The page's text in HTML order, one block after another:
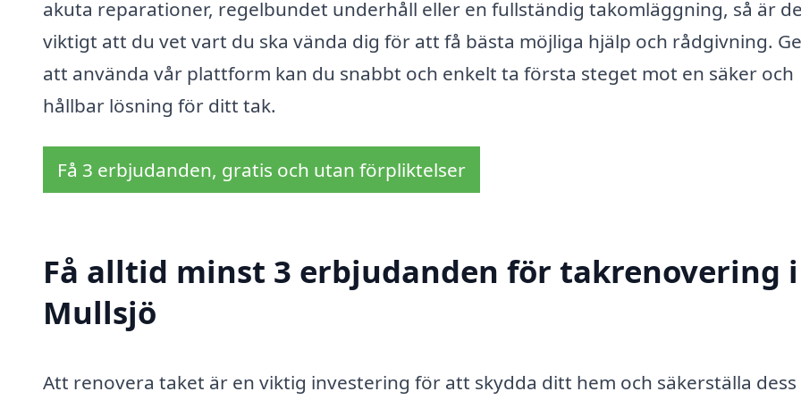
akuta reparationer, regelbundet underhåll eller en fullständig takomläggning, så är
viktigt att du vet vart du ska vända dig för att få bästa möjliga hjälp och rådgivning.
att använda vår plattform kan du snabbt och enkelt ta första steget mot en säker och
hållbar lösning för ditt tak.
Få 3 erbjudanden, gratis och utan förpliktelser
Få alltid minst 3 erbjudanden för takrenovering i
Mullsjö
Att renovera taket är en viktig investering för att skydda ditt hem och säkerställa dess